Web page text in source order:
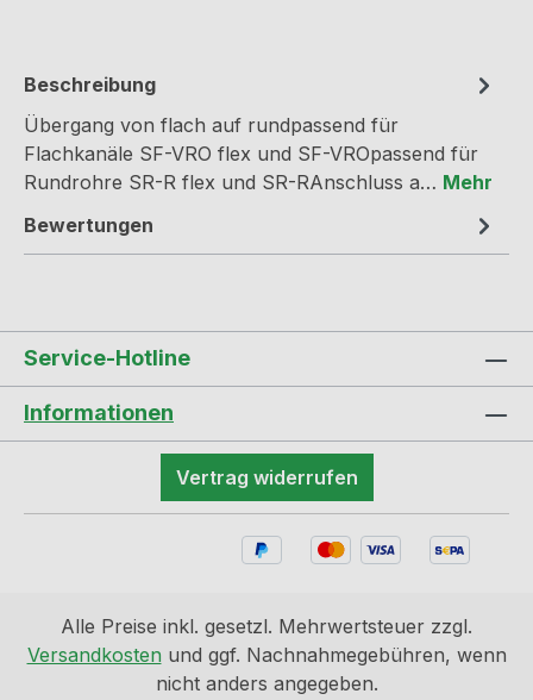
Beschreibung
Übergang von flach auf rundpassend für
Flachkanäle SF-VRO flex und SF-VROpassend für
Rundrohre SR-R flex und SR-RAnschluss a… Mehr
Bewertungen
Service-Hotline
Informationen
Vertrag widerrufen
Alle Preise inkl. gesetzl. Mehrwertsteuer zzgl.
Versandkosten und ggf. Nachnahmegebühren, wenn
nicht anders angegeben.